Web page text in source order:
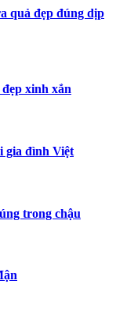
quả đẹp đúng dịp
xinh xắn
gia đình Việt
trong chậu